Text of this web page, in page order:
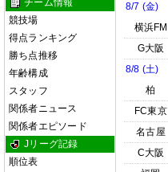
チーム情報
競技場
得点ランキング
勝ち点推移
年齢構成
スタッフ
関係者ニュース
関係者エピソード
Jリーグ記録
順位表
8/7 (金)
横浜FM
G大阪
8/8 (土)
柏
FC東京
名古屋
C大阪